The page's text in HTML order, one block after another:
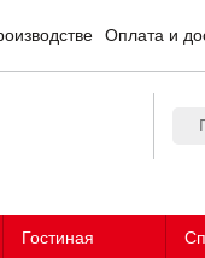
Оплата и
Гостиная